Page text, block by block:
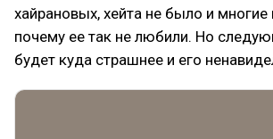
хайрановых, хейта не было и многие
почему ее так не любили. Но
будет куда страшнее и его